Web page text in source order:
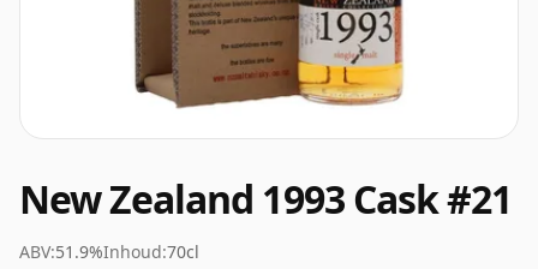
New Zealand 1993 Cask #21
ABV:51.9%Inhoud:70cl